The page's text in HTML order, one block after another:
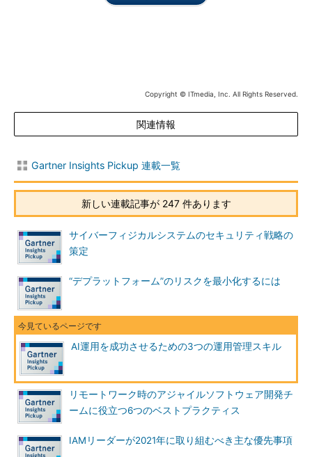
Copyright © ITmedia, Inc. All Rights Reserved.
関連情報
Gartner Insights Pickup 連載一覧
新しい連載記事が 247 件あります
サイバーフィジカルシステムのセキュリティ戦略の
策定
“デプラットフォーム”のリスクを最小化するには
AI運用を成功させるための3つの運用管理スキル
リモートワーク時のアジャイルソフトウェア開発チ
ームに役立つ6つのベストプラクティス
IAMリーダーが2021年に取り組むべき主な優先事項